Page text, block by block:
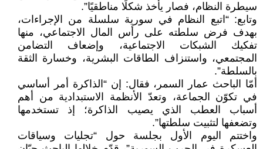
سيطرة النظام، فصار يأخذ شكلًا مناطقيًا”.
وتابع: “اتبع النظام في سورية سلسلة من الإجراءات،
بهدف فرض سلطته على رأس المال الاجتماعي، منها
تفكيك الشبكات الاجتماعية، وإضعاف التضامن
المجتمعي، واستنزاف الطاقات البشرية، وخسارة الثقة
بالسلطة”.
أمّا الباحث عمار السمر، فقال: إن “الذاكرة أمر أساسي
في تكوّن الجماعة، وتعدّ الأنظمة الاستبدادية من أهم
أسباب العطب الذي يصيب الذاكرة؛ إذ تستخدمها
وتضعفها لتثبيت سلطتها”.
واختتم اليوم الأول بجلسة حول “تجليات وسياقات